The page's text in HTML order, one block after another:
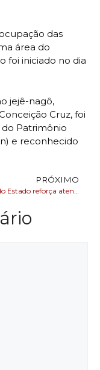
das
área do
foi iniciado no dia
jejê-nagô,
Cruz, foi
Patrimônio
e reconhecido
PRÓXIMO